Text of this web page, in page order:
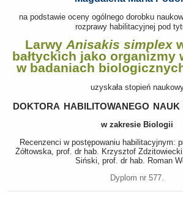
na podstawie oceny ogólnego dorobku
rozprawy habilitacyjnej pod
Larwy Anisakis simplex
bałtyckich jako organizmy
w badaniach
uzyskała stopień
doktora habilitowanego
w zakresie Biologii
Recenzenci w postępowaniu habilitacyjnym:
Żółtowska, prof. dr hab. Krzysztof
Siński, prof. dr hab. Roman
Dyplom nr 577.